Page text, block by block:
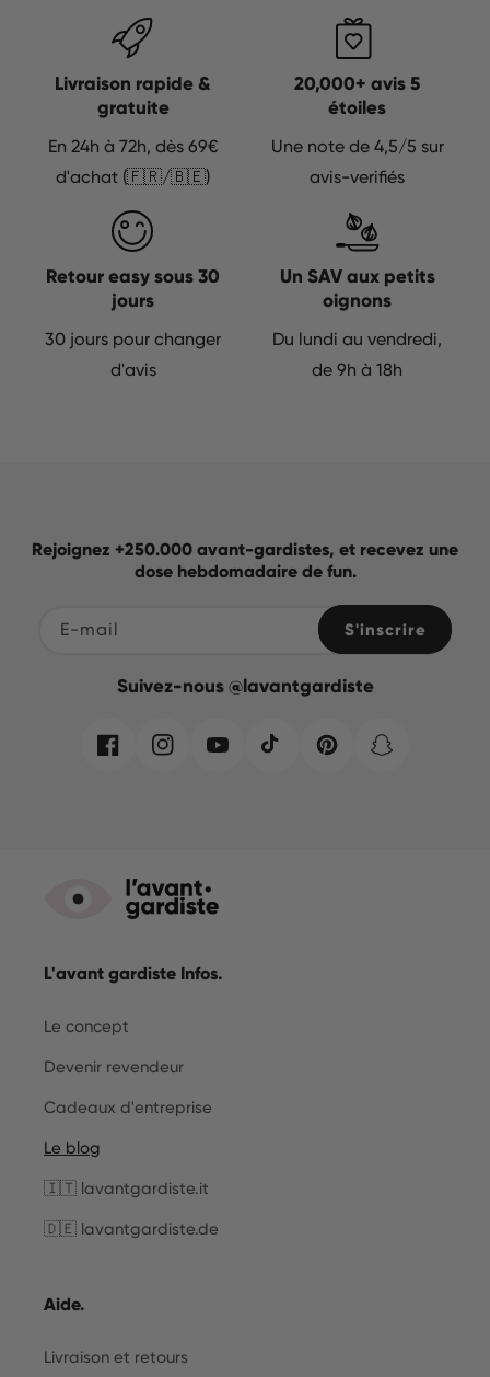
Livraison rapide &
gratuite
En 24h à 72h, dès 69€
d'achat (🇫🇷/🇧🇪)
20,000+ avis 5
étoiles
Une note de 4,5/5 sur
avis-verifiés
Retour easy sous 30
jours
30 jours pour changer
d'avis
Un SAV aux petits
oignons
Du lundi au vendredi,
de 9h à 18h
Rejoignez +250.000 avant-gardistes, et recevez une
dose hebdomadaire de fun.
E-mail S'inscrire
Suivez-nous @lavantgardiste
FacebookInstagramYouTubeTikTok PinterestSnapchat
L'avant gardiste Infos.
Le concept
Devenir revendeur
Cadeaux d'entreprise
Le blog
🇮🇹 lavantgardiste.it
🇩🇪 lavantgardiste.de
Aide.
Livraison et retours